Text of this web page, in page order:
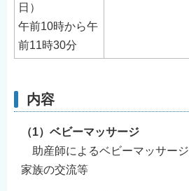
日）
午前10時から午
前11時30分
内容
（1）ベビーマッサージ
助産師によるベビーマッサー
家族の交流等